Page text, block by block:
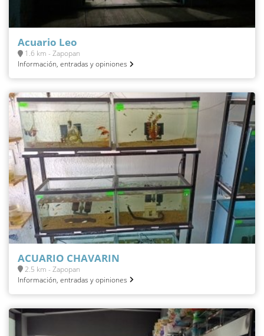
Acuario Leo
1.6 km - Zapopan
Información, entradas y opiniones
ACUARIO CHAVARIN
2.5 km - Zapopan
Información, entradas y opiniones